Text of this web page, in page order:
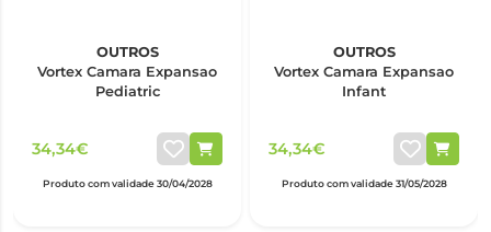
OUTROS
Vortex Camara Expansao
Pediatric
34,34€
Produto com validade 30/04/2028
OUTROS
Vortex Camara Expansao
Infant
34,34€
Produto com validade 31/05/2028